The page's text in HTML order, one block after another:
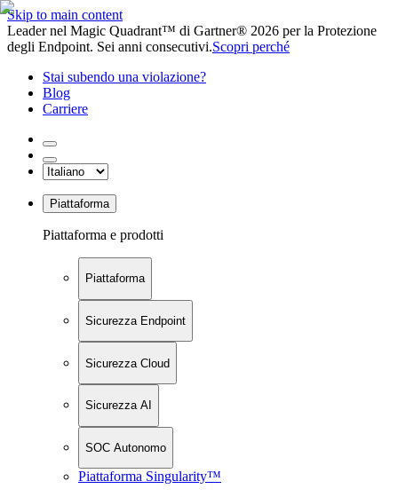
Skip to main content
Leader nel Magic Quadrant™ di Gartner® 2026 per la Protezione
degli Endpoint. Sei anni consecutivi.Scopri perché
Stai subendo una violazione?
Blog
Carriere
Piattaforma
Piattaforma e prodotti
Piattaforma
Sicurezza Endpoint
Sicurezza Cloud
Sicurezza AI
SOC Autonomo
Piattaforma Singularity™